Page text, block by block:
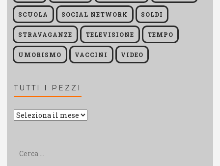
SCUOLA SOCIAL NETWORK SOLDI
STRAVAGANZE TELEVISIONE TEMPO
UMORISMO VACCINI VIDEO
TUTTI I PEZZI
Tutti